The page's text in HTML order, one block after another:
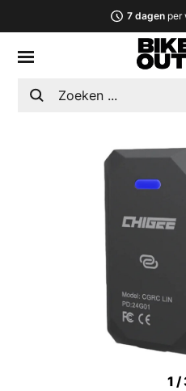
7 dagenper
1 /